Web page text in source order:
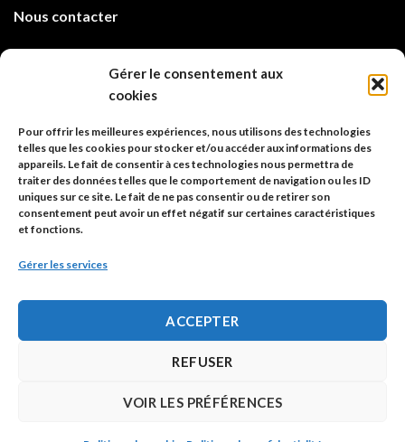
Gérer le consentement aux
cookies
Pour offrir les meilleures expériences, nous utilisons des technologies
telles que les cookies pour stocker et/ou accéder aux informations des
appareils. Le fait de consentir à ces technologies nous permettra de
traiter des données telles que le comportement de navigation ou les ID
uniques sur ce site. Le fait de ne pas consentir ou de retirer son
consentement peut avoir un effet négatif sur certaines caractéristiques
et fonctions.
Gérer les services
ACCEPTER
REFUSER
VOIR LES PRÉFÉRENCES
Nous contacter
info@code-animal.com
Code Animal
26, rue principale
67480 Roppenheim
Adresse à utiliser pour les envois en AR.
Politique de confidentialité